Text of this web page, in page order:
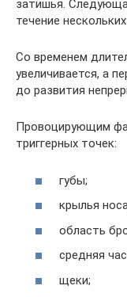
затишья.
течение
Со временем
увеличивается, а
до развития
Провоцирующим
триггерных точек:
губы;
крылья
область
средняя
щеки;